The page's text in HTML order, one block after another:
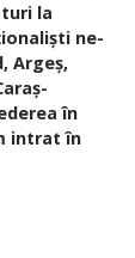
la
ne-
Argeș,
în
intrat în